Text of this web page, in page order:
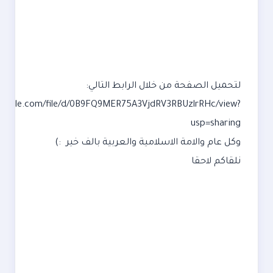
لتحميل الصفحة من خلال الرابط التالي:
file/d/0B9FQ9MER75A3VjdRV3RBUzlrRHc/view?
usp=sharing
وكل عام والامة الاسلامية والعربية بالف خير :)
نلقاكم لاحقا